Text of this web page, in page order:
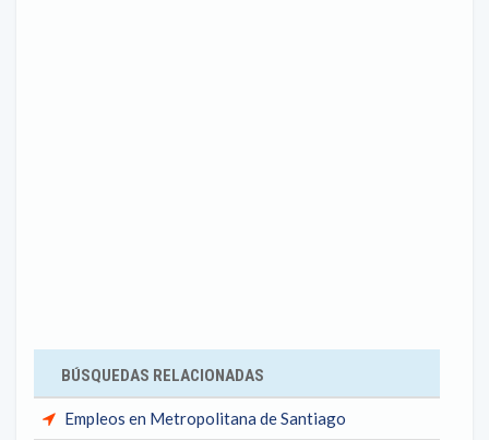
BÚSQUEDAS RELACIONADAS
Empleos en Metropolitana de Santiago